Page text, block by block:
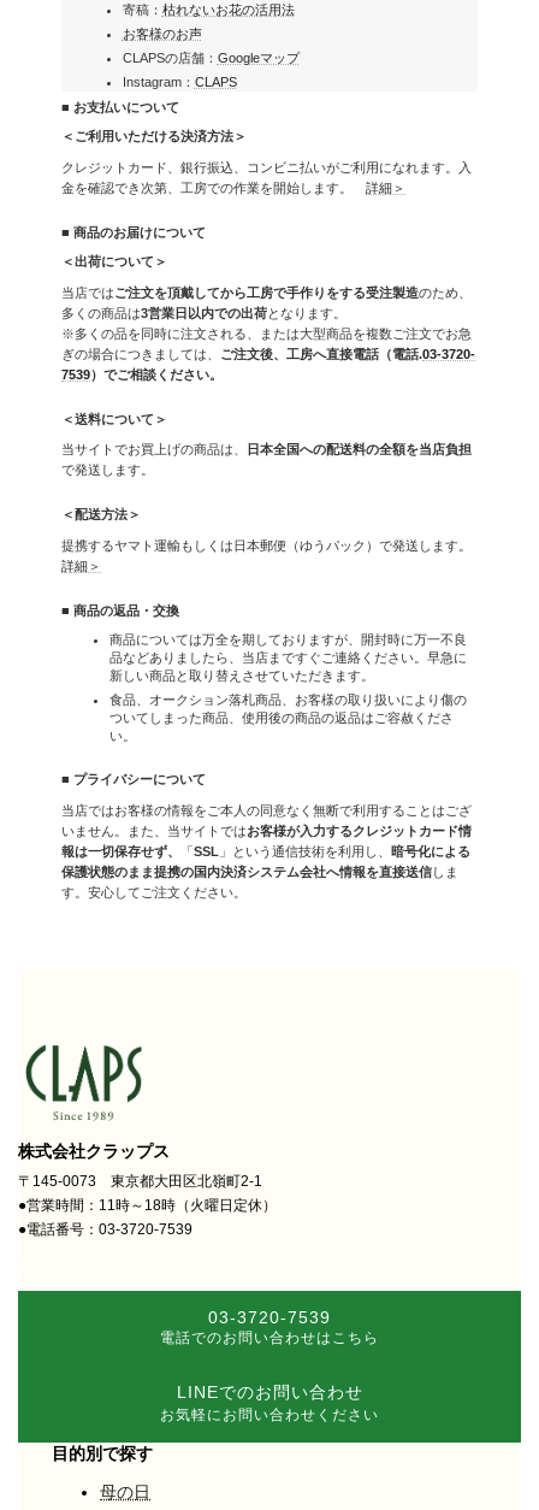
寄稿： 枯れないお花の活用法
お客様のお声
CLAPSの店舗： Googleマップ
Instagram： CLAPS
■ お支払いについて
＜ご利用いただける決済方法＞
クレジットカード、銀行振込、コンビニ払いがご利用になれます。入
金を確認でき次第、工房での作業を開始します。 詳細＞
■ 商品のお届けについて
＜出荷について＞
当店ではご注文を頂戴してから工房で手作りをする受注製造のため、
多くの商品は3営業日以内での出荷となります。
※多くの品を同時に注文される、または大型商品を複数ご注文でお急
ぎの場合につきましては、 ご注文後、工房へ直接電話（電話.03-3720-
7539）でご相談ください。
＜送料について＞
当サイトでお買上げの商品は、
日本全国への配送料の全額を当店負担
で発送します。
＜配送方法＞
提携するヤマト運輸もしくは日本郵便（ゆうパック）で発送します。
詳細＞
■ 商品の返品・交換
商品については万全を期しておりますが、開封時に万一不良
品などありましたら、当店まですぐご連絡ください。早急に
新しい商品と取り替えさせていただきます。
食品、オークション落札商品、お客様の取り扱いにより傷の
ついてしまった商品、使用後の商品の返品はご容赦くださ
い。
■ プライバシーについて
当店ではお客様の情報をご本人の同意なく無断で利用することはござ
いません。また、当サイトではお客様が入力するクレジットカード情
報は一切保存せず、
「SSL 」という通信技術を利用し、 暗号化による
保護状態のまま提携の国内決済システム会社へ情報を直接送信しま
す。安心してご注文ください。
株式会社クラップス
〒145-0073 東京都大田区北嶺町2-1
●営業時間：11時～18時（火曜日定休）
●電話番号：03-3720-7539
03-3720-7539
電話でのお問い合わせはこちら
LINEでのお問い合わせ
お気軽にお問い合わせください
目的別で探す
母の日